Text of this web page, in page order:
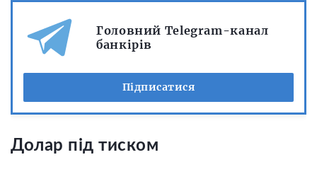
Головний Telegram-канал
банкірів
Підписатися
Долар під тиском